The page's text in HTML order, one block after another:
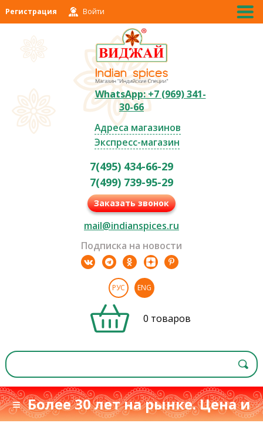
Регистрация Войти
WhatsApp: +7 (969) 341-
30-66
Адреса магазинов
Экспресс-магазин
7(495) 434-66-29
7(499) 739-95-29
Заказать звонок
mail@indianspices.ru
Подписка на новости
РУС ENG
0 товаров
≡ Более 30 лет на рынке. Цена и